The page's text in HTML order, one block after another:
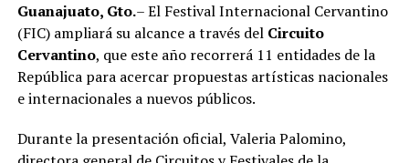
Guanajuato, Gto.– El Festival Internacional Cervantino
(FIC) ampliará su alcance a través del Circuito
Cervantino, que este año recorrerá 11 entidades de la
República para acercar propuestas artísticas nacionales
e internacionales a nuevos públicos.
Durante la presentación oficial, Valeria Palomino,